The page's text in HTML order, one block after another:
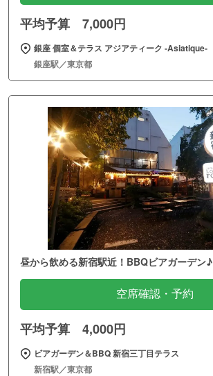
平均予算 7,000円
銀座 個室＆テラス アジアティーク ‐Asiatique‐
銀座駅／東京都
昼から飲める新宿駅近！BBQビアガーデン♪
空席確認・予約
平均予算 4,000円
ビアガーデン＆BBQ 新宿三丁目テラス
新宿駅／東京都